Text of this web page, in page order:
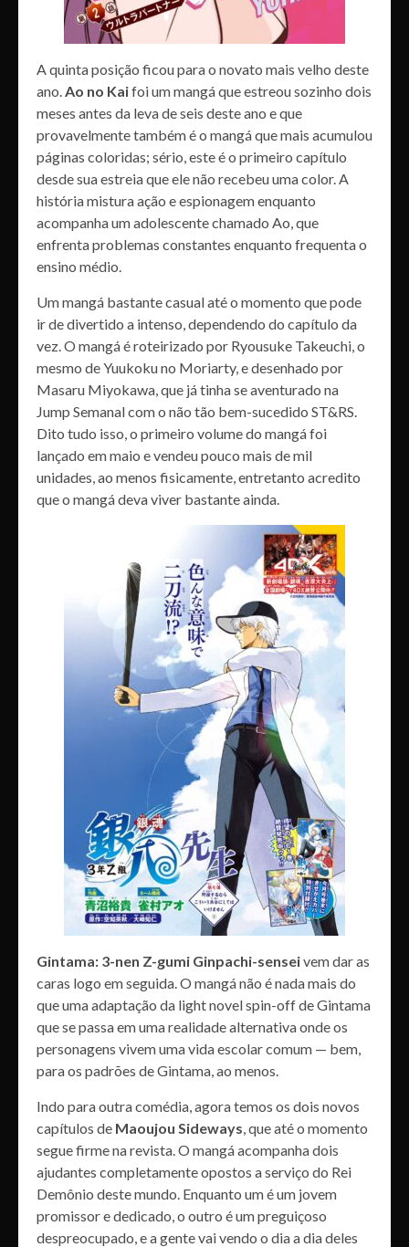
A quinta posição ficou para o novato mais velho deste
ano. Ao no Kaifoi um mangá que estreou sozinho dois
meses antes da leva de seis deste ano e que
provavelmente também é o mangá que mais acumulou
páginas coloridas; sério, este é o primeiro capítulo
desde sua estreia que ele não recebeu uma color. A
história mistura ação e espionagem enquanto
acompanha um adolescente chamado Ao, que
enfrenta problemas constantes enquanto frequenta o
ensino médio.
Um mangá bastante casual até o momento que pode
ir de divertido a intenso, dependendo do capítulo da
vez. O mangá é roteirizado por Ryousuke Takeuchi, o
mesmo de Yuukoku no Moriarty, e desenhado por
Masaru Miyokawa, que já tinha se aventurado na
Jump Semanal com o não tão bem-sucedido ST&RS.
Dito tudo isso, o primeiro volume do mangá foi
lançado em maio e vendeu pouco mais de mil
unidades, ao menos fisicamente, entretanto acredito
que o mangá deva viver bastante ainda.
Gintama: 3-nen Z-gumi Ginpachi-senseivem dar as
caras logo em seguida. O mangá não é nada mais do
que uma adaptação da light novel spin-off de Gintama
que se passa em uma realidade alternativa onde os
personagens vivem uma vida escolar comum — bem,
para os padrões de Gintama, ao menos.
Indo para outra comédia, agora temos os dois novos
capítulos de Maoujou Sideways , que até o momento
segue firme na revista. O mangá acompanha dois
ajudantes completamente opostos a serviço do Rei
Demônio deste mundo. Enquanto um é um jovem
promissor e dedicado, o outro é um preguiçoso
despreocupado, e a gente vai vendo o dia a dia deles